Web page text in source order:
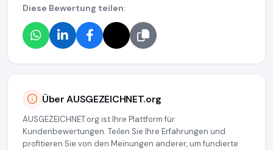
Diese Bewertung teilen:
Über AUSGEZEICHNET.org
AUSGEZEICHNET.org ist Ihre Plattform für
Kundenbewertungen. Teilen Sie Ihre Erfahrungen und
profitieren Sie von den Meinungen anderer, um fundierte